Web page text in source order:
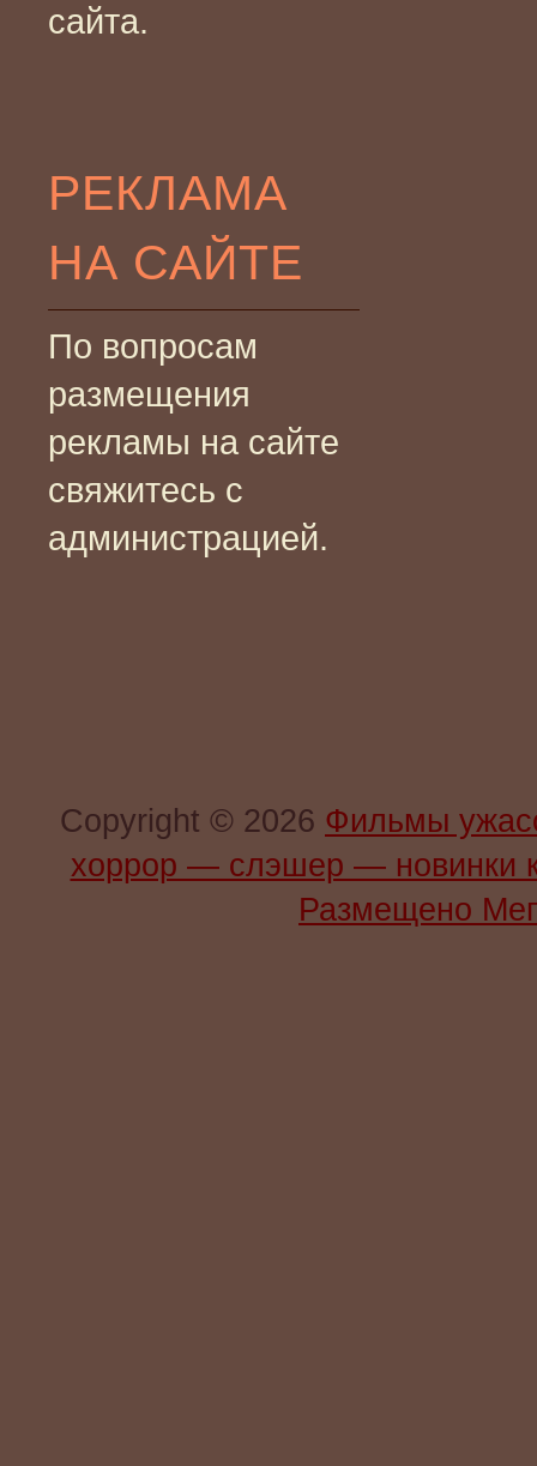
сайта.
РЕКЛАМА
НА САЙТЕ
По вопросам
размещения
рекламы на сайте
свяжитесь с
администрацией.
Copyright © 2026 Фильмы
хоррор — слэшер —
Размещено